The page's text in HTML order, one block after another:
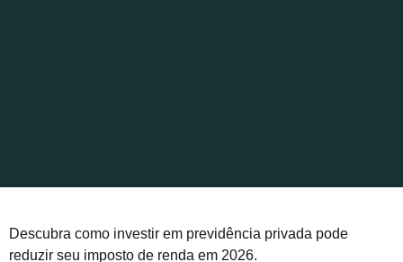
Descubra como investir em previdência privada pode
reduzir seu imposto de renda em 2026.